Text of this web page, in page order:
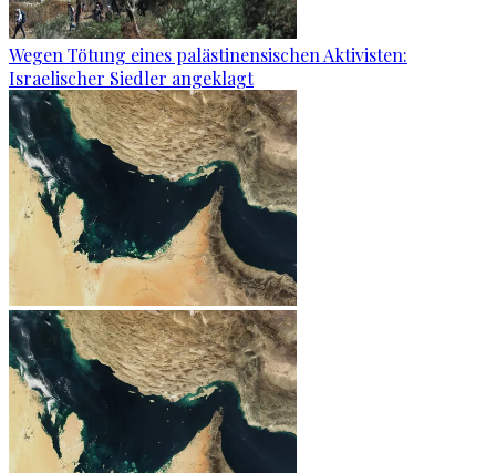
Wegen Tötung eines palästinensischen Aktivisten:
Israelischer Siedler angeklagt